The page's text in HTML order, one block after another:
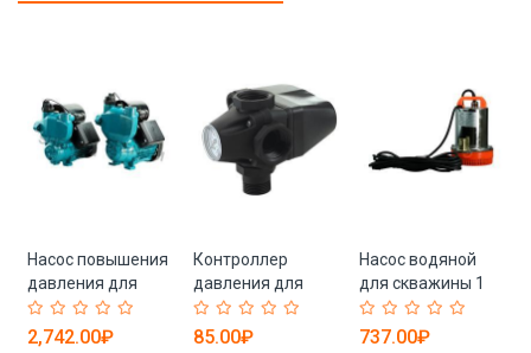
Насос повышения
давления для
дома с
автоматическим
2,742.00₽
Контроллер
давления для
насоса воды с
электрическим
85.00₽
Насос водяной
для скважины 1
дюйм 12 Вольт 0.2
л.с. (арт. 25-
737.00₽